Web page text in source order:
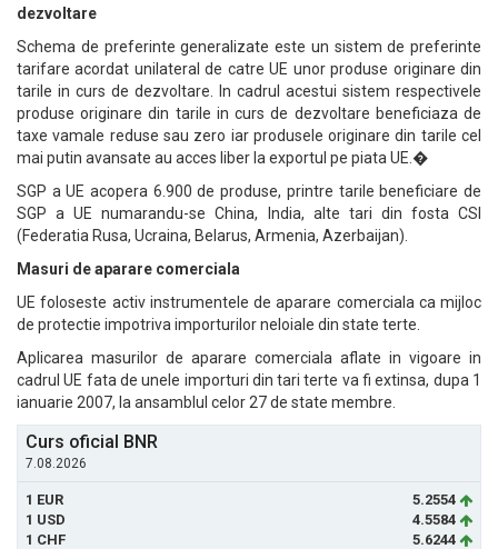
dezvoltare
Schema de preferinte generalizate este un sistem de preferinte
tarifare acordat unilateral de catre UE unor produse originare din
tarile in curs de dezvoltare. In cadrul acestui sistem respectivele
produse originare din tarile in curs de dezvoltare beneficiaza de
taxe vamale reduse sau zero iar produsele originare din tarile cel
mai putin avansate au acces liber la exportul pe piata UE.�
SGP a UE acopera 6.900 de produse, printre tarile beneficiare de
SGP a UE numarandu-se China, India, alte tari din fosta CSI
(Federatia Rusa, Ucraina, Belarus, Armenia, Azerbaijan).
Masuri de aparare comerciala
UE foloseste activ instrumentele de aparare comerciala ca mijloc
de protectie impotriva importurilor neloiale din state terte.
Aplicarea masurilor de aparare comerciala aflate in vigoare in
cadrul UE fata de unele importuri din tari terte va fi extinsa, dupa 1
ianuarie 2007, la ansamblul celor 27 de state membre.
Curs oficial BNR
7.08.2026
1 EUR
5.2554
1 USD
4.5584
1 CHF
5.6244